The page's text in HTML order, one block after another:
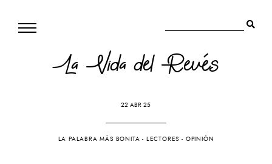
La Vida del Revés
22 ABR 25
LA PALABRA MÁS BONITA - LECTORES - OPINIÓN